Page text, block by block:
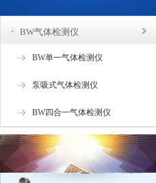
BW气体检测仪
BW单一气体检测仪
泵吸式气体检测仪
BW四合一气体检测仪